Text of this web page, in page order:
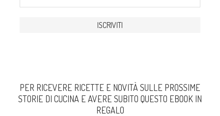
PER RICEVERE RICETTE E NOVITÀ SULLE PROSSIME
STORIE DI CUCINA E AVERE SUBITO QUESTO EBOOK IN
REGALO